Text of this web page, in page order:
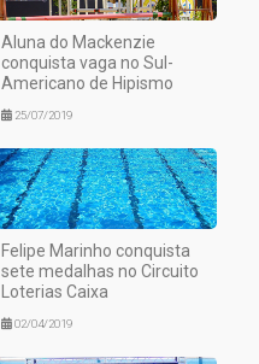
Aluna do Mackenzie
conquista vaga no Sul-
Americano de Hipismo
25/07/2019
Felipe Marinho conquista
sete medalhas no Circuito
Loterias Caixa
02/04/2019